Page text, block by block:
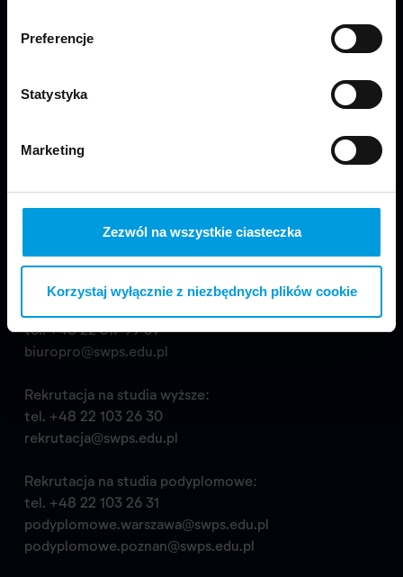
Preferencje
Statystyka
Marketing
Zezwól na wszystkie ciasteczka
Korzystaj wyłącznie z niezbędnych plików cookie
Kontakt
Wydział Projektowania:
Uniwersytet SWPS
ul. Chodakowska 19/31, pokój N222
tel.+48 22 517 99 69
biuropro@swps.edu.pl
Rekrutacja na studia wyższe:
tel. +48 22 103 26 30
rekrutacja@swps.edu.pl
Rekrutacja na studia podyplomowe:
tel. +48 22 103 26 31
podyplomowe.warszawa@swps.edu.pl
podyplomowe.poznan@swps.edu.pl